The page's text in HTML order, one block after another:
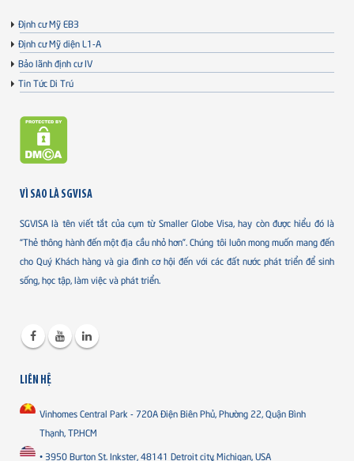
Định cư Mỹ EB3
Định cư Mỹ diện L1-A
Bảo lãnh định cư IV
Tin Tức Di Trú
VÌ SAO LÀ SGVISA
SGVISA là tên viết tắt của cụm từ Smaller Globe Visa, hay còn được hiểu đó là
“Thẻ thông hành đến một địa cầu nhỏ hơn”. Chúng tôi luôn mong muốn mang đến
cho Quý Khách hàng và gia đình cơ hội đến với các đất nước phát triển để sinh
sống, học tập, làm việc và phát triển.
LIÊN HỆ
Vinhomes Central Park - 720A Điện Biên Phủ, Phường 22, Quận Bình
Thạnh, TP.HCM
• 3950 Burton St. Inkster, 48141 Detroit city, Michigan, USA